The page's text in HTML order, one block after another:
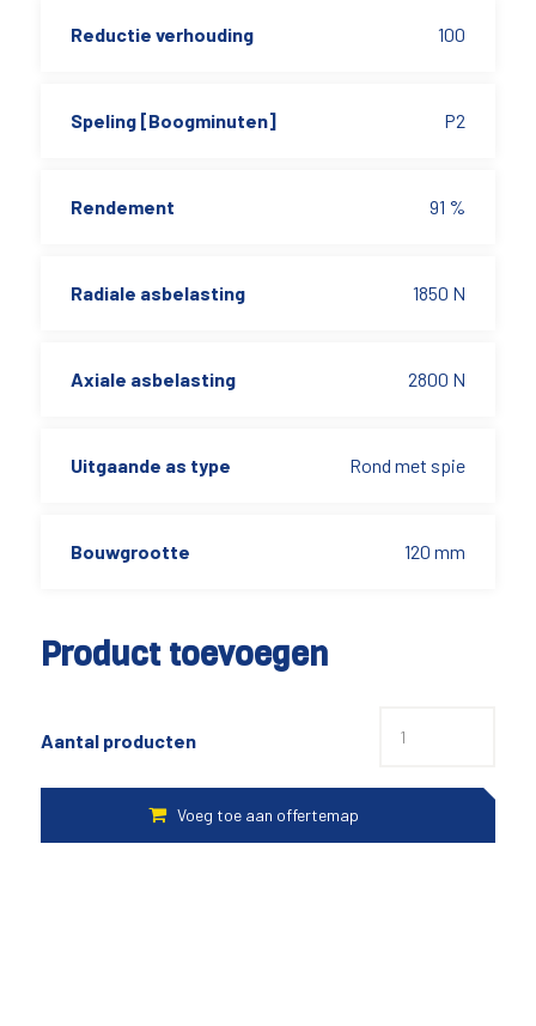
Product toevoegen
Aantal producten
Reductie verhouding 100
Speling [Boogminuten] P2
Rendement 91 %
Radiale asbelasting 1850 N
Axiale asbelasting 2800 N
Uitgaande as type Rond met spie
Bouwgrootte 120 mm